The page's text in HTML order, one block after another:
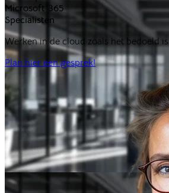
Microsoft 365
Specialisten
Werken in de cloud zoals het bedoeld is.
Plan hier een gesprek!